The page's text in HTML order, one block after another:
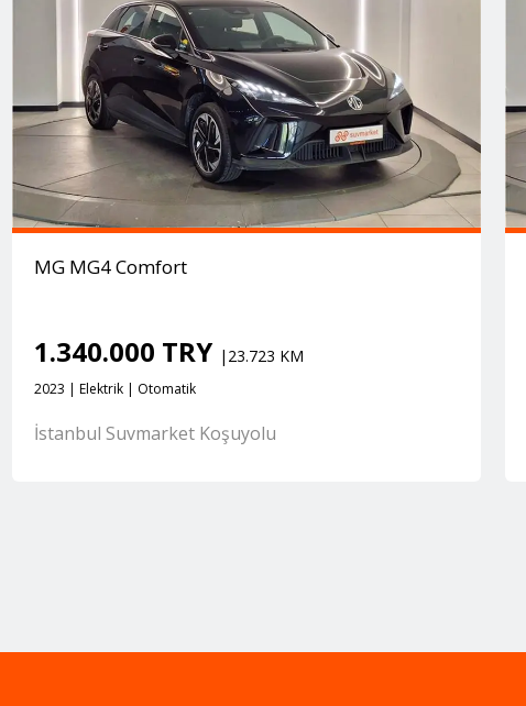
MG MG4 Comfort
1.340.000 TRY |23.723 KM
2023 | Elektrik | Otomatik
İstanbul Suvmarket Koşuyolu